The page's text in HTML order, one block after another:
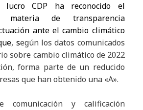
CDP ha reconocido el
materia de transparencia
ante el cambio climático
según los datos comunicados
sobre cambio climático de 2022
forma parte de un reducido
que han obtenido una «A».
comunicación y calificación